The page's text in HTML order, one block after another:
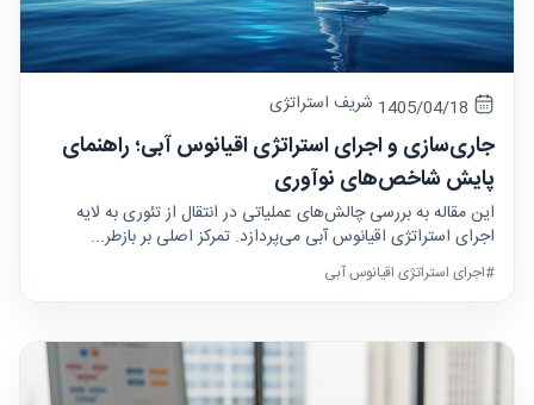
شریف استراتژی
جاری‌سازی و اجرای استراتژی اقیانوس آبی؛ راهنمای
پایش شاخص‌های نوآوری
این مقاله به بررسی چالش‌های عملیاتی در انتقال از تئوری به لایه
اجرای استراتژی اقیانوس آبی می‌پردازد. تمرکز اصلی بر بازطر...
#اجرای استراتژی اقیانوس آبی